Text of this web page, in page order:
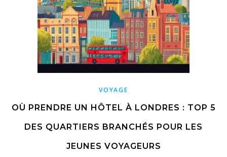
VOYAGE
OÙ PRENDRE UN HÔTEL À LONDRES : TOP 5
DES QUARTIERS BRANCHÉS POUR LES
JEUNES VOYAGEURS